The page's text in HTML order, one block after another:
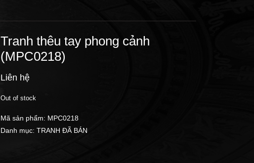
Tranh thêu tay phong cảnh
(MPC0218)
Liên hệ
Out of stock
Mã sản phẩm: MPC0218
Danh mục: TRANH ĐÃ BÁN